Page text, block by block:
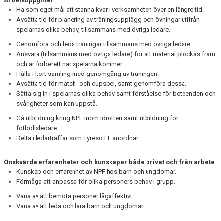
Ha som eget mål att stanna kvar i verksamheten över en längre tid.
Avsätta tid för planering av träningsupplägg och övningar utifrån
spelarnas olika behov, tillsammans med övriga ledare.
Genomföra och leda träningar tillsammans med övriga ledare.
Ansvara (tillsammans med övriga ledare) för att material plockas fram
och är förberett när spelarna kommer.
Hålla i kort samling med genomgång av träningen.
Avsätta tid för match- och cupspel, samt genomföra dessa.
Sätta sig in i spelarnas olika behov samt förståelse för beteenden och
svårigheter som kan uppstå.
Gå utbildning kring NPF inom idrotten samt utbildning för
fotbollsledare.
Delta i ledarträffar som Tyresö FF anordnar.
Önskvärda erfarenheter och kunskaper både privat och från arbete
Kunskap och erfarenhet av NPF hos barn och ungdomar.
Förmåga att anpassa för olika personers behov i grupp.
Vana av att bemöta personer lågaffektivt.
Vana av att leda och lära barn och ungdomar.